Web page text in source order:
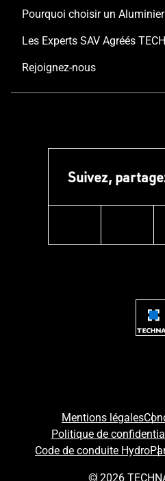
Les Experts SAV Agréés
Rejoignez-nous
Suivez,
Mentions légales
Politique de
Code de conduite Hydro
© 2026